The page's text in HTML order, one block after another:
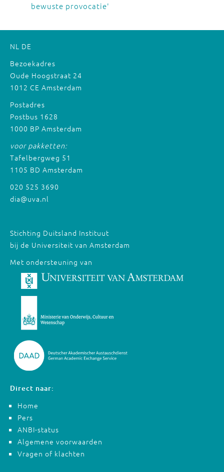
bewuste provocatie'
NL DE
Bezoekadres
Oude Hoogstraat 24
1012 CE Amsterdam
Postadres
Postbus 1628
1000 BP Amsterdam
voor pakketten:
Tafelbergweg 51
1105 BD Amsterdam
020 525 3690
dia@uva.nl
Stichting Duitsland Instituut
bij de Universiteit van Amsterdam
Met ondersteuning van
Direct naar:
Home
Pers
ANBI-status
Algemene voorwaarden
Vragen of klachten